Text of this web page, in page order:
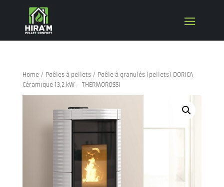
Home/ Poêles à pellets/ Poêle à granulés (pellets) DORICA
Céramique 13,2 kW – THERMOROSSI